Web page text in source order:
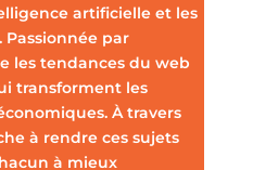
artificielle et les
par
les tendances du web
transforment les
À travers
à rendre ces sujets
à mieux